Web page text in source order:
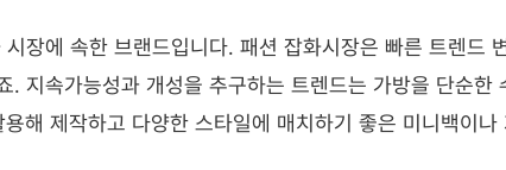
장에 속한 브랜드입니다. 패션 잡화시장은 빠른 트렌드
. 지속가능성과 개성을 추구하는 트렌드는 가방을 단순한
해 제작하고 다양한 스타일에 매치하기 좋은 미니백이나